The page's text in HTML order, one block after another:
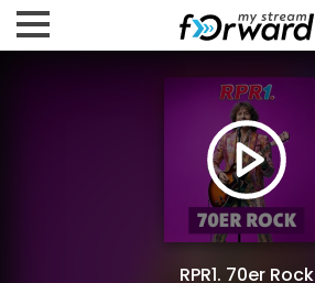
RPR1. 70er Rock